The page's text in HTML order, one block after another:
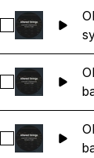
Sélectionnez
Sélectionnez
Sélectionnez